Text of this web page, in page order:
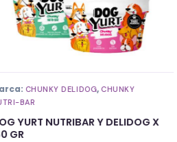
CHUNKY DELIDOG,CHUNKY
BAR
YURT NUTRIBAR Y DELIDOG X